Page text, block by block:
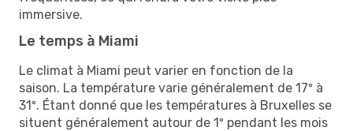
immersive.
Le temps à Miami
Le climat à Miami peut varier en fonction de la
saison. La température varie généralement de 17º à
31º. Étant donné que les températures à Bruxelles se
situent généralement autour de 1º pendant les mois